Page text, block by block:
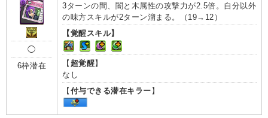
◯
6枠潜在
3ターンの間、闇と木属性の攻撃力が2.5倍。自分以外
の味方スキルが2ターン溜まる。（19→12）
【覚醒スキル】
【 超覚醒】
なし
【 付与できる潜在キラー 】